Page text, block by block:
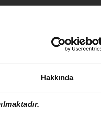
Hakkında